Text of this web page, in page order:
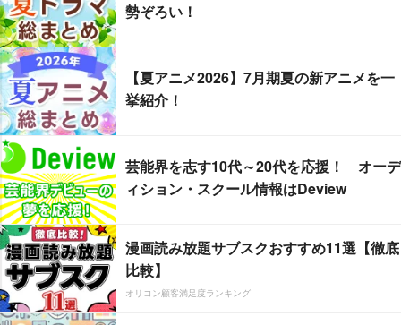
勢ぞろい！
【夏アニメ2026】7月期夏の新アニメを一
挙紹介！
芸能界を志す10代～20代を応援！ オーデ
ィション・スクール情報はDeview
漫画読み放題サブスクおすすめ11選【徹底
比較】
オリコン顧客満足度ランキング